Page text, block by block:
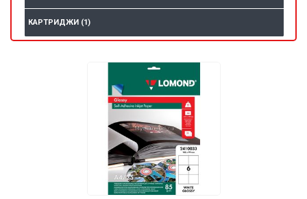
КАРТРИДЖИ (1)